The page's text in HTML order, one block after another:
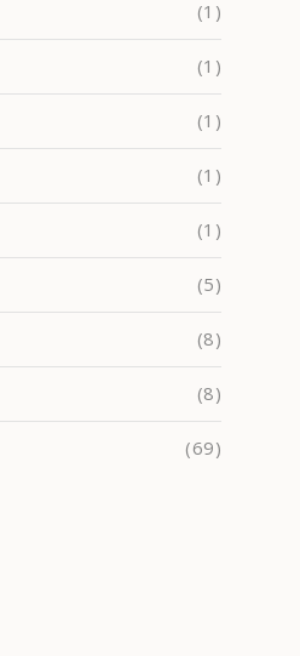
(1)
(1)
(1)
(1)
(1)
(5)
(8)
(8)
(69)